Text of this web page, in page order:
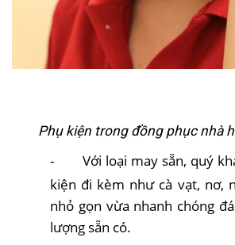
Phụ kiện trong đồng phục nhà
-
Với loại may sẵn, quý
kiện đi kèm như cà vạt, nơ,
nhỏ gọn vừa nhanh chóng
lượng sẵn có.